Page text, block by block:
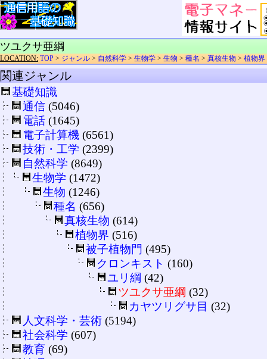
ツユクサ亜綱
LOCATION: TOP > ジャンル > 自然科学 > 生物学 > 生物 > 種名 > 真核生物 > 植物界
関連ジャンル
基礎知識
通信 (5046)
電話 (1645)
電子計算機 (6561)
技術・工学 (2399)
自然科学 (8649)
生物学 (1472)
生物 (1246)
種名 (656)
真核生物 (614)
植物界 (516)
被子植物門 (495)
クロンキスト (160)
ユリ綱 (42)
ツユクサ亜綱 (32)
カヤツリグサ目 (32)
人文科学・芸術 (5194)
社会科学 (607)
教育 (69)